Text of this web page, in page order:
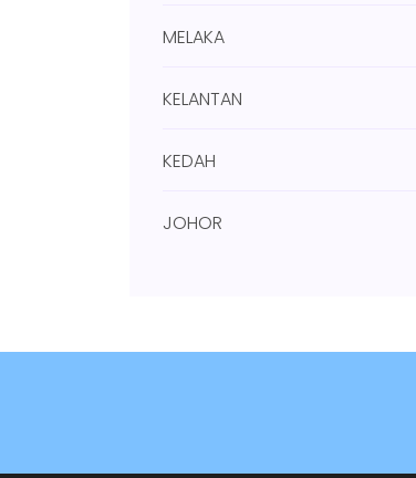
MELAKA
KELANTAN
KEDAH
JOHOR